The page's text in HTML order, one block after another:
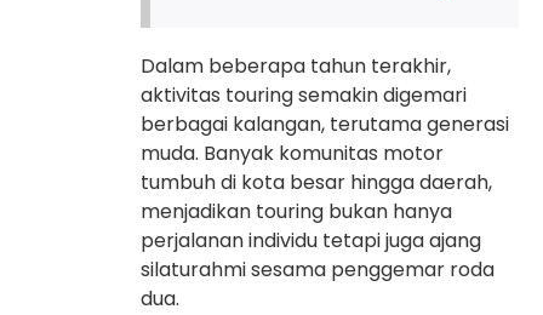
Dalam beberapa tahun terakhir,
aktivitas touring semakin digemari
berbagai kalangan, terutama generasi
muda. Banyak komunitas motor
tumbuh di kota besar hingga daerah,
menjadikan touring bukan hanya
perjalanan individu tetapi juga ajang
silaturahmi sesama penggemar roda
dua.